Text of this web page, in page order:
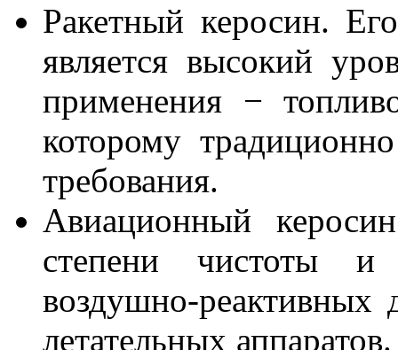
Ракетный керосин.
является высокий
применения −
которому
требования.
Авиационный
степени чистоты и
воздушно-реактивных
летательных